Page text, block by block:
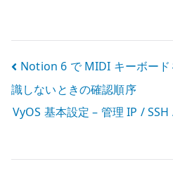
投
稿
ナ
ビ
Notion 6 で MIDI キーボード
識しないときの確認順序
VyOS 基本設定 – 管理 IP /